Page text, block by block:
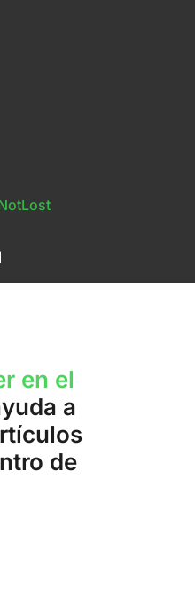
en el
a
de